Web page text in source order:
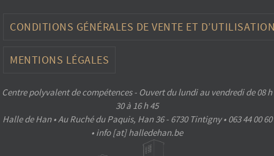
CONDITIONS GÉNÉRALES DE VENTE ET
MENTIONS LÉGALES
Centre polyvalent de compétences - Ouvert du lundi au vendredi de 08 h
30 à 16 h 45
Halle de Han • Au Ruché du Paquis, Han 36 - 6730 Tintigny • 063 44 00 60
• info [at] halledehan.be